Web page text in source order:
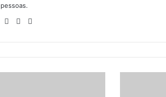
pessoas.
WebsiteLinkedin